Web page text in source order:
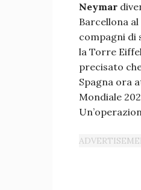
Neymar
Barcellona
compagni di
la Torre
precisato
Spagna ora
Mondiale